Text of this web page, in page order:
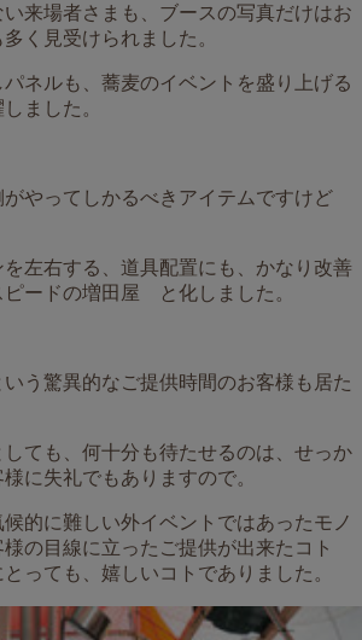
来場者さまも、ブースの写真だけはお
く見受けられました。
ネルも、蕎麦のイベントを盛り上げる
ました。
やってしかるべきアイテムですけど
左右する、道具配置にも、かなり改善
ピードの増田屋 と化しました。
う驚異的なご提供時間のお客様も居た
ても、何十分も待たせるのは、せっか
に失礼でもありますので。
的に難しい外イベントではあったモノ
の目線に立ったご提供が出来たコト
っても、嬉しいコトでありました。